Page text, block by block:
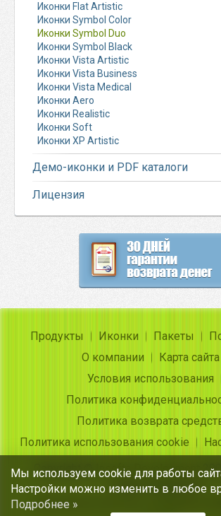
Иконки Flat Artistic
Иконки Symbol Color
Иконки Symbol Duo
Иконки Symbol Black
Иконки Vista Artistic
Иконки Vista Business
Иконки Vista Medical
Иконки Aero
Иконки Realistic
Иконки Soft
Иконки XP Artistic
Демо-иконки и PDF каталоги
Лицензия
Продукты Иконки Пакеты
О компании
Карта сайта
Условия использования
Политика
Политика возврата
Политика использования cookie
Copyright © Insofta Development
права защищены
Бесплатные иконки, конвертер
Мы используем cookie для работы
Настройки можно изменить в любое
Подробнее »